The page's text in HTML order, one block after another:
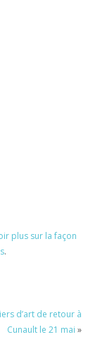
plus sur la façon
.
d’art de retour à
Cunault le 21 mai »